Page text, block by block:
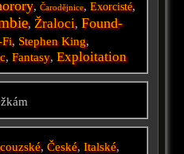
,Čarodějnice,Exorcisté,
, Žraloci, Found-
Fi, Stephen King,
,Fantasy,Exploitation
,České,Italské,